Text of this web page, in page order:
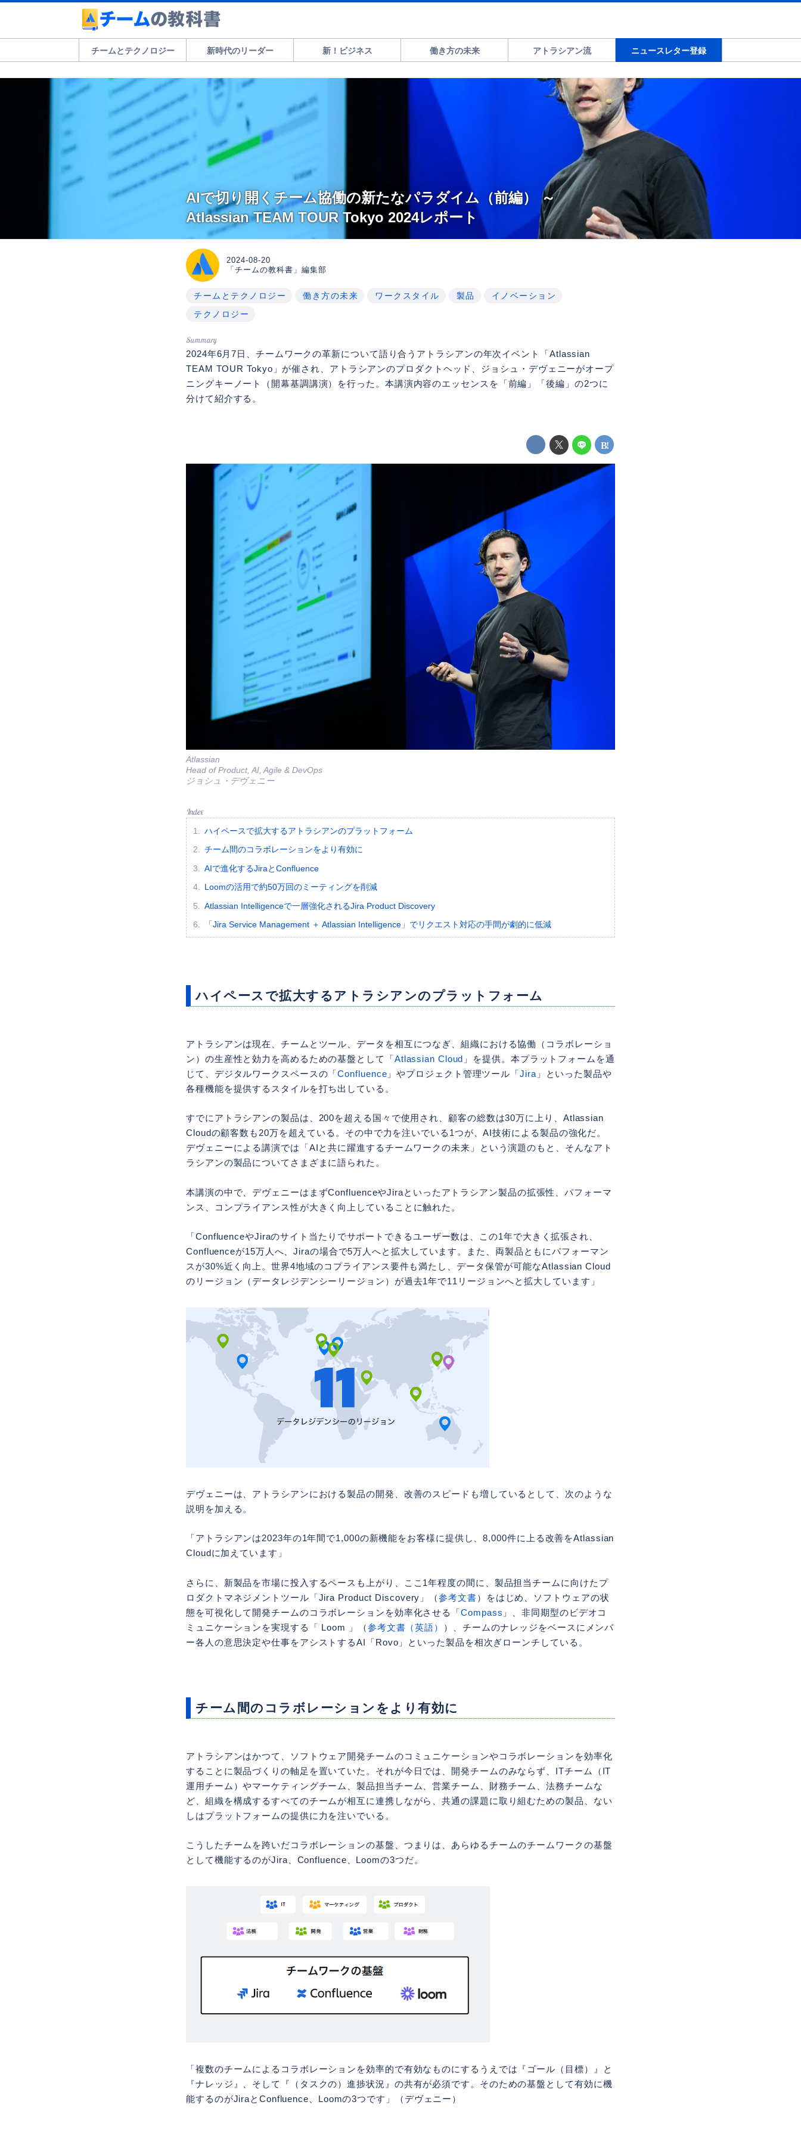
チームとテクノロジー 新時代のリーダー 新！ビジネス 働き方の未来 アトラシアン流 ニュースレター登録
AIで切り開くチーム協働の新たなパラダイム（前編） ～
Atlassian TEAM TOUR Tokyo 2024レポート
2024-08-20
「チームの教科書」編集部
チームとテクノロジー 働き方の未来 ワークスタイル 製品
イノベーション
テクノロジー
2024年6月7日、チームワークの革新について語り合うアトラシアンの年次イベント「Atlassian
TEAM TOUR Tokyo」が催され、アトラシアンのプロダクトヘッド、ジョシュ・デヴェニーがオープ
ニングキーノート（開幕基調講演）を行った。本講演内容のエッセンスを「前編」「後編」の2つに
分けて紹介する。
Atlassian
Head of Product, AI, Agile & DevOps
ジョシュ・デヴェニー
ハイペースで拡大するアトラシアンのプラットフォーム
チーム間のコラボレーションをより有効に
AIで進化するJiraとConfluence
Loomの活用で約50万回のミーティングを削減
Atlassian Intelligenceで一層強化されるJira Product Discovery
「Jira Service Management ＋ Atlassian Intelligence」でリクエスト対応の手間が劇的に低減
ハイペースで拡大するアトラシアンのプラットフォーム
アトラシアンは現在、チームとツール、データを相互につなぎ、組織における協働（コラボレーショ
ン）の生産性と効力を高めるための基盤として「Atlassian Cloud 」を提供。本プラットフォームを通
じて、デジタルワークスペースの「Confluence 」やプロジェクト管理ツール「Jira 」といった製品や
各種機能を提供するスタイルを打ち出している。
すでにアトラシアンの製品は、200を超える国々で使用され、顧客の総数は30万に上り、Atlassian
Cloudの顧客数も20万を超えている。その中で力を注いでいる1つが、AI技術による製品の強化だ。
デヴェニーによる講演では「AIと共に躍進するチームワークの未来」という演題のもと、そんなアト
ラシアンの製品についてさまざまに語られた。
本講演の中で、デヴェニーはまずConfluenceやJiraといったアトラシアン製品の拡張性、パフォーマ
ンス、コンプライアンス性が大きく向上していることに触れた。
「ConfluenceやJiraのサイト当たりでサポートできるユーザー数は、この1年で大きく拡張され、
Confluenceが15万人へ、Jiraの場合で5万人へと拡大しています。また、両製品ともにパフォーマン
スが30%近く向上。世界4地域のコプライアンス要件も満たし、データ保管が可能なAtlassian Cloud
のリージョン（データレジデンシーリージョン）が過去1年で11リージョンへと拡大しています」
デヴェニーは、アトラシアンにおける製品の開発、改善のスピードも増しているとして、次のような
説明を加える。
「アトラシアンは2023年の1年間で1,000の新機能をお客様に提供し、8,000件に上る改善をAtlassian
Cloudに加えています」
さらに、新製品を市場に投入するペースも上がり、ここ1年程度の間に、製品担当チームに向けたプ
ロダクトマネジメントツール「Jira Product Discovery」（参考文書）をはじめ、ソフトウェアの状
態を可視化して開発チームのコラボレーションを効率化させる「Compass 」、非同期型のビデオコ
ミュニケーションを実現する「 Loom 」（参考文書（英語）
）、チームのナレッジをベースにメンバ
ー各人の意思決定や仕事をアシストするAI「Rovo」といった製品を相次ぎローンチしている。
チーム間のコラボレーションをより有効に
アトラシアンはかつて、ソフトウェア開発チームのコミュニケーションやコラボレーションを効率化
することに製品づくりの軸足を置いていた。それが今日では、開発チームのみならず、ITチーム（IT
運用チーム）やマーケティングチーム、製品担当チーム、営業チーム、財務チーム、法務チームな
ど、組織を構成するすべてのチームが相互に連携しながら、共通の課題に取り組むための製品、ない
しはプラットフォームの提供に力を注いでいる。
こうしたチームを跨いだコラボレーションの基盤、つまりは、あらゆるチームのチームワークの基盤
として機能するのがJira、Confluence、Loomの3つだ。
「複数のチームによるコラボレーションを効率的で有効なものにするうえでは『ゴール（目標）』と
『ナレッジ』、そして『（タスクの）進捗状況』の共有が必須です。そのための基盤として有効に機
能するのがJiraとConfluence、Loomの3つです」（デヴェニー）